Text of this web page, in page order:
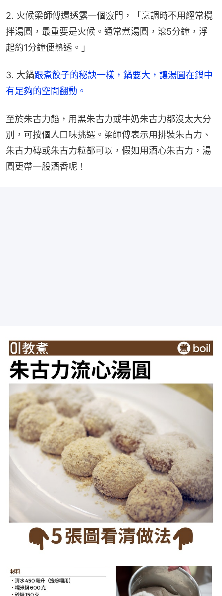
2. 火候梁師傅還透露一個竅門，「烹調時不用經常攪
拌湯圓，最重要是火候。通常煮湯圓，滾5分鐘，浮
起約1分鐘便熟透。」
3. 大鍋跟煮餃子的秘訣一樣，鍋要大，讓湯圓在鍋中
有足夠的空間翻動。
至於朱古力餡，用黑朱古力或牛奶朱古力都沒太大分
別，可按個人口味挑選。梁師傅表示用排裝朱古力、
朱古力磚或朱古力粒都可以，假如用酒心朱古力，湯
圓更帶一股酒香呢！